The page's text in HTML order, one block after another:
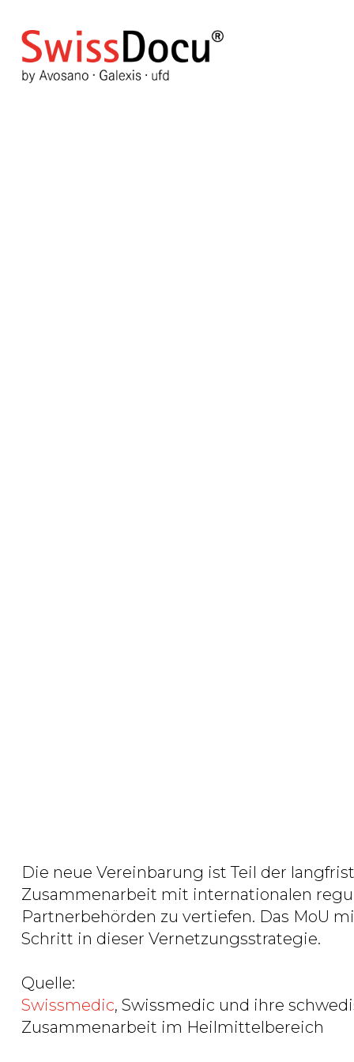
Swissmedic und die schwedische
Ann Lindberg, Generaldirektorin der
formelle Grundlage für eine engere
Die Unterzeichnung der
beider Behörden für eine effiziente und
gegenseitigen Informationsaustausch
Rahmenbedingungen, Anforderungen
Die neue Vereinbarung ist Teil der
Zusammenarbeit mit internationalen
Partnerbehörden zu vertiefen. Das MoU
Schritt in dieser Vernetzungsstrategie.
Quelle:
Swissmedic, Swissmedic und ihre
Zusammenarbeit im Heilmittelbereich